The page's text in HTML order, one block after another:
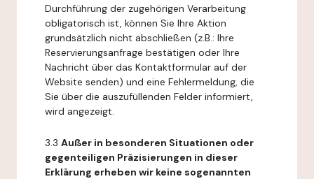
Durchführung der zugehörigen Verarbeitung
obligatorisch ist, können Sie Ihre Aktion
grundsätzlich nicht abschließen (z.B.: Ihre
Reservierungsanfrage bestätigen oder Ihre
Nachricht über das Kontaktformular auf der
Website senden) und eine Fehlermeldung, die
Sie über die auszufüllenden Felder informiert,
wird angezeigt.
3.3 Außer in besonderen Situationen oder
gegenteiligen Präzisierungen in dieser
Erklärung erheben wir keine sogenannten